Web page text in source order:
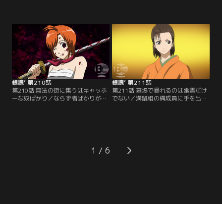
しまい、全蔵の計画は台無しに！一
足先に屋敷に戻り、居眠りをこく神
楽と定春の元に第一の刺客、寝込み
専門の殺し屋の魔の手が忍び寄
る…。果たして最強の仕置き人VS必
殺万事屋の戦いの行方はいかに！
【提供：バンダイチャンネル】
が経とうとしていた。だが油断する
ことなかれ、「いつまでもあると思
うな親とアニメ銀魂」前回のシリー
ズの反省を決して忘れてはいけな
い。【提供：バンダイチャンネル】
銀魂’ 第210話
第210話 無法の街に集うはキャッホ
ーな奴ばかり／ならず者ばかりが集
君臨し他の勢力に対抗できる理
由…。それはかぶき町最強の男が側
銀魂’ 第211話
第211話 墓場で暴れるのは幽霊だけ
でない／溝鼠組の構成員に手を出し
既に動き出していた。最初に狙われ
たのは次郎長が最も忌み嫌う人物、
1